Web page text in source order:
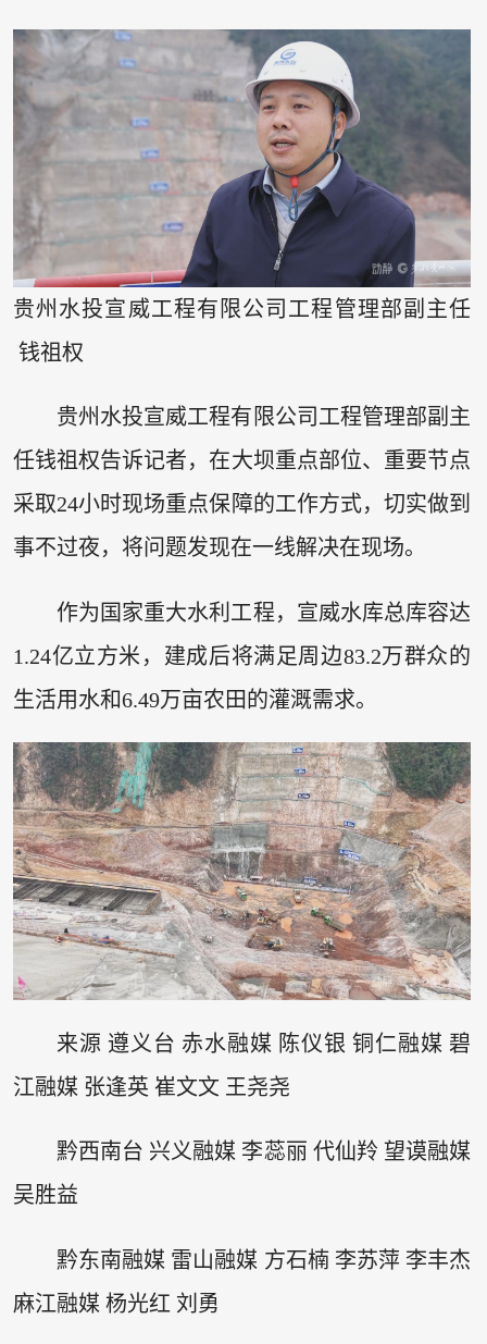
贵州水投宣威工程有限公司工程管理部副主任
钱祖权
贵州水投宣威工程有限公司工程管理部副主
任钱祖权告诉记者，在大坝重点部位、重要节点
采取24小时现场重点保障的工作方式，切实做到
事不过夜，将问题发现在一线解决在现场。
作为国家重大水利工程，宣威水库总库容达
1.24亿立方米，建成后将满足周边83.2万群众的
生活用水和6.49万亩农田的灌溉需求。
来源 遵义台 赤水融媒 陈仪银 铜仁融媒 碧
江融媒 张逢英 崔文文 王尧尧
黔西南台 兴义融媒 李蕊丽 代仙羚 望谟融媒
吴胜益
黔东南融媒 雷山融媒 方石楠 李苏萍 李丰杰
麻江融媒 杨光红 刘勇